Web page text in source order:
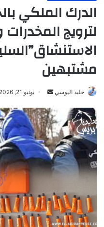
الدرك الملكي
لترويج
مشتبهين
خليد اليوسي
س
ل
ب
ر
ي
د
إ
ل
ك
يونيو 21, 2026